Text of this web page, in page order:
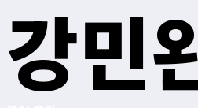
강민